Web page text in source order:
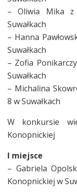
– Oliwia Mika z
Suwałkach
– Hanna
Suwałkach
– Zofia
Suwałkach
– Michalina
8 w Suwałkach
W konkursie
Konopnickiej
I miejsce
– Gabriela
Konopnickiej w